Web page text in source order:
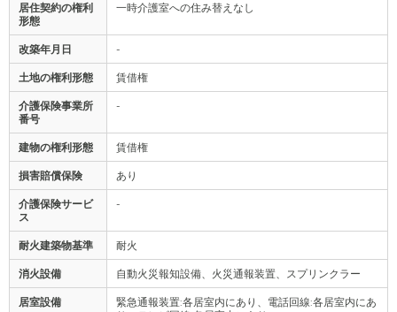
居住契約の権利
形態
一時介護室への住み替えなし
改築年月日 -
土地の権利形態 賃借権
介護保険事業所
番号
-
建物の権利形態 賃借権
損害賠償保険 あり
介護保険サービ
ス
-
耐火建築物基準 耐火
消火設備 自動火災報知設備、火災通報装置、スプリンクラー
居室設備
緊急通報装置:各居室内にあり、電話回線:各居室内にあ